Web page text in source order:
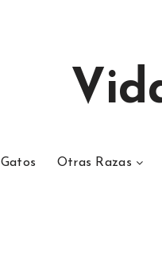
Gatos Otras Razas